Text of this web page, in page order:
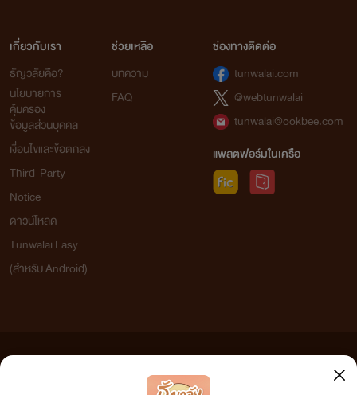
เกี่ยวกับเรา
ธัญวลัยคือ?
นโยบายการ
คุ้มครอง
ข้อมูลส่วนบุคคล
เงื่อนไขและข้อตกลง
Third-Party
Notice
ดาวน์โหลด
Tunwalai Easy
(สำหรับ Android)
ช่วยเหลือ
บทความ
FAQ
ช่องทางติดต่อ
tunwalai.com
@webtunwalai
tunwalai@ookbee.com
แพลตฟอร์มในเครือ
เว็บไซต์แห่งนี้ไม่ได้เห็นด้วยและไม่ขอรับผิดชอบต่อข้อความใดๆ ทั้งสิ้น ดังนั้นผู้อ่านทุกท่านโปรดใช้